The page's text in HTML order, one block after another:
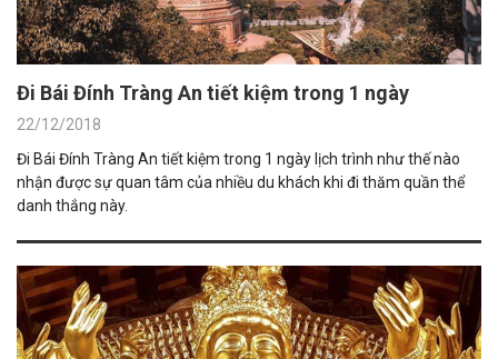
Đi Bái Đính Tràng An tiết kiệm trong 1 ngày
22/12/2018
Đi Bái Đính Tràng An tiết kiệm trong 1 ngày lịch trình như thế nào
nhận được sự quan tâm của nhiều du khách khi đi thăm quần thể
danh thắng này.